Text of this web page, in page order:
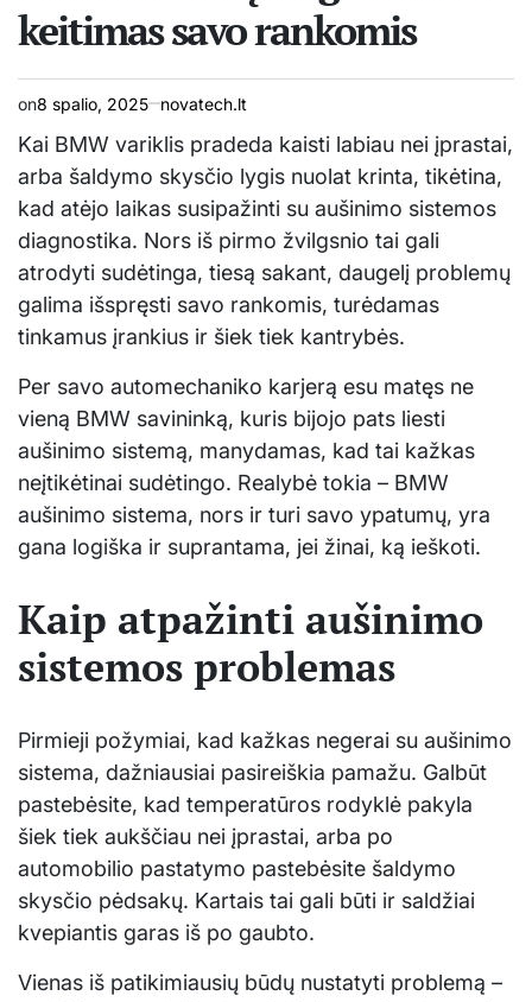
keitimas savo rankomis
on8 spalio, 2025 novatech.lt
Kai BMW variklis pradeda kaisti labiau nei įprastai,
arba šaldymo skysčio lygis nuolat krinta, tikėtina,
kad atėjo laikas susipažinti su aušinimo sistemos
diagnostika. Nors iš pirmo žvilgsnio tai gali
atrodyti sudėtinga, tiesą sakant, daugelį problemų
galima išspręsti savo rankomis, turėdamas
tinkamus įrankius ir šiek tiek kantrybės.
Per savo automechaniko karjerą esu matęs ne
vieną BMW savininką, kuris bijojo pats liesti
aušinimo sistemą, manydamas, kad tai kažkas
neįtikėtinai sudėtingo. Realybė tokia – BMW
aušinimo sistema, nors ir turi savo ypatumų, yra
gana logiška ir suprantama, jei žinai, ką ieškoti.
Kaip atpažinti aušinimo
sistemos problemas
Pirmieji požymiai, kad kažkas negerai su aušinimo
sistema, dažniausiai pasireiškia pamažu. Galbūt
pastebėsite, kad temperatūros rodyklė pakyla
šiek tiek aukščiau nei įprastai, arba po
automobilio pastatymo pastebėsite šaldymo
skysčio pėdsakų. Kartais tai gali būti ir saldžiai
kvepiantis garas iš po gaubto.
Vienas iš patikimiausių būdų nustatyti problemą –